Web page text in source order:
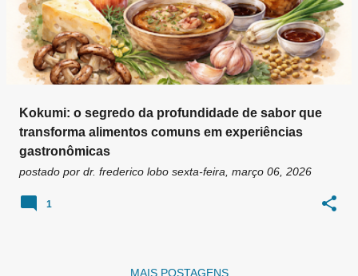
Kokumi: o segredo da profundidade de sabor que
transforma alimentos comuns em experiências
gastronômicas
postado por dr. frederico lobo sexta-feira, março 06, 2026
1
MAIS POSTAGENS